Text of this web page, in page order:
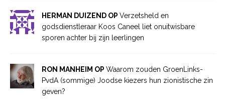
HERMAN DUIZEND OP Verzetsheld en
godsdienstleraar Koos Caneel liet onuitwisbare
sporen achter bij zijn leerlingen
RON MANHEIM OP Waarom zouden GroenLinks-
PvdA (sommige) Joodse kiezers hun zionistische zin
geven?